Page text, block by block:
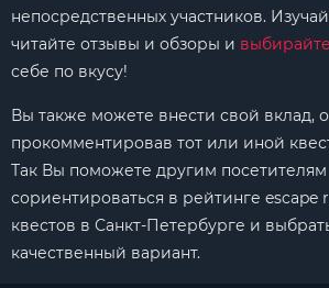
непосредственных участников.
читайте отзывы и обзоры и выбирайте
себе по вкусу!
Вы также можете внести свой вклад,
прокомментировав тот или иной
Так Вы поможете другим посетителям
сориентироваться в рейтинге escape
квестов в Санкт-Петербурге и
качественный вариант.